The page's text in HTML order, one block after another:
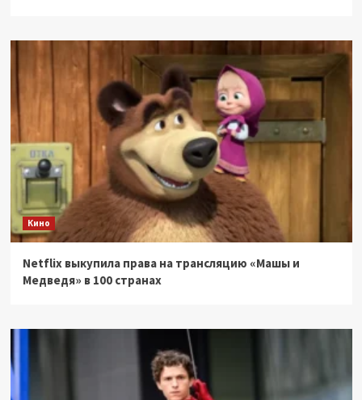
Кино
Netflix выкупила права на трансляцию «Машы и
Медведя» в 100 странах